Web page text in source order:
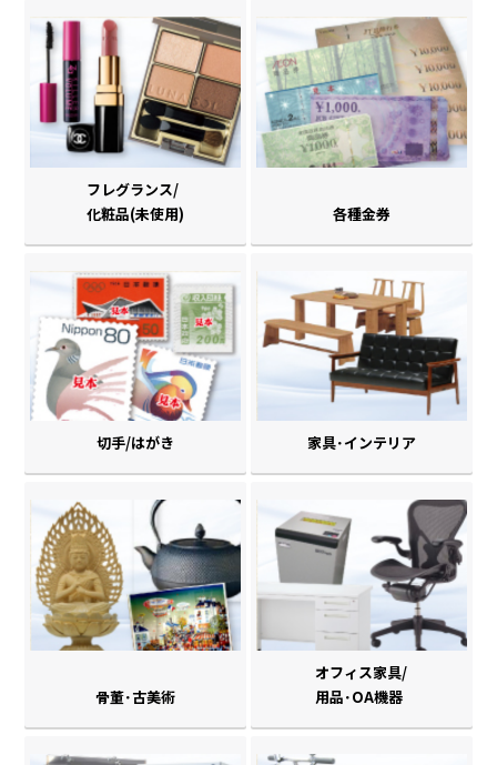
フレグランス/
化粧品(未使用)
各種金券
切手/はがき 家具･インテリア
骨董･古美術
オフィス家具/
用品･OA機器